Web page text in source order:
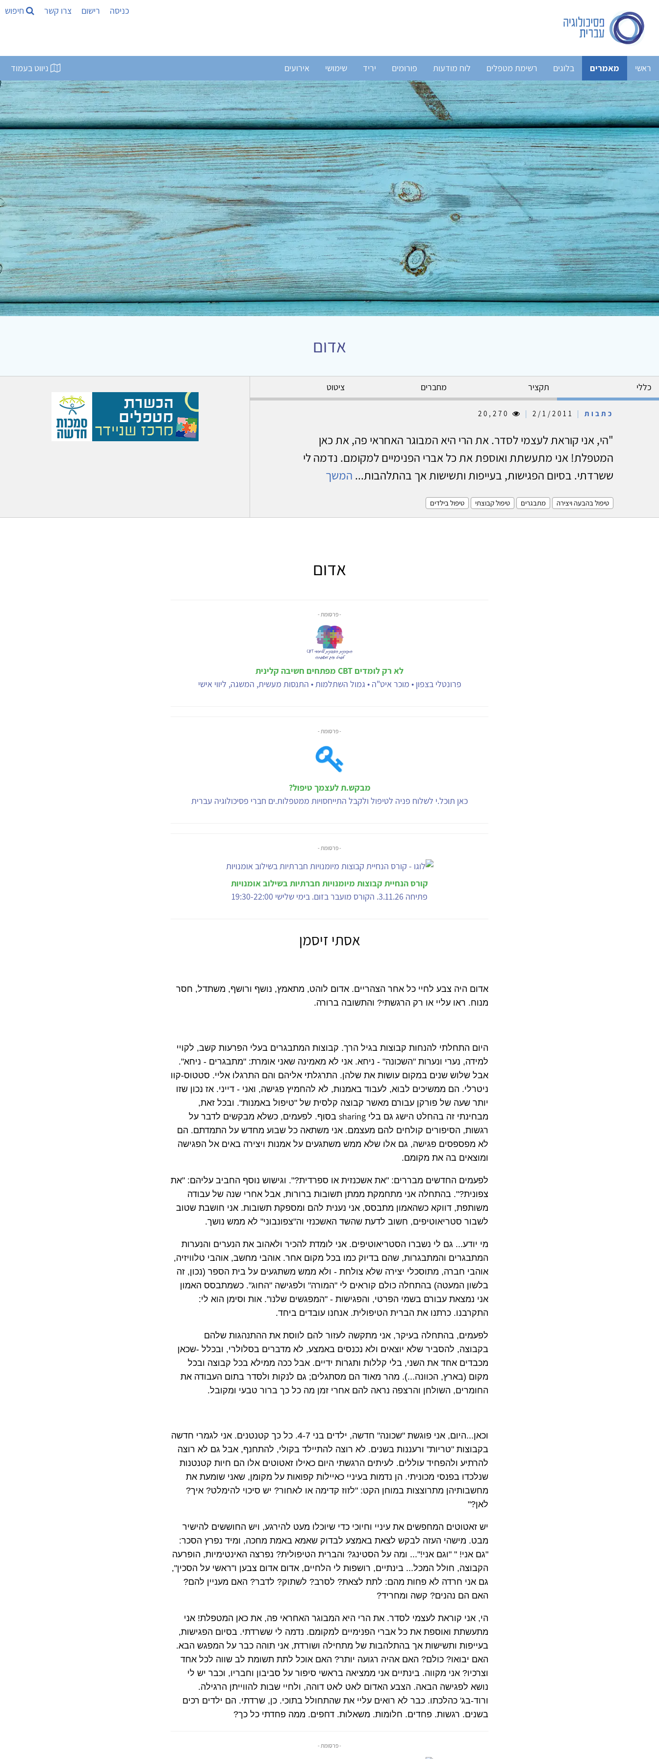
כניסה רישום צרו קשר חיפוש
ראשי מאמרים בלוגים רשימת מטפלים לוח מודעות פורומים יריד שימושי אירועים ניווט בעמוד
אדום
כללי תקציר מחברים ציטוט
כתבות |
|
"הי, אני קוראת לעצמי לסדר. את הרי היא המבוגר האחראי פה, את כאן
המטפלת! אני מתעשתת ואוספת את כל אברי הפנימיים למקומם. נדמה לי
ששרדתי. בסיום הפגישות, בעייפות ותשישות אך בהתלהבות... המשך
טיפול בהבעה ויצירה מתבגרים טיפול קבוצתי טיפול בילדים
אדום
- פרסומת -
לא רק לומדים CBT מפתחים חשיבה קלינית
פרונטלי בצפון • מוכר איט"ה • גמול השתלמות • התנסות מעשית, המשגה, ליווי אישי
- פרסומת -
מבקש.ת לעצמך טיפול?
כאן תוכל.י לשלוח פניה לטיפול ולקבל התייחסויות ממטפלות.ים חברי פסיכולוגיה עברית
- פרסומת -
קורס הנחיית קבוצות מיומנויות חברתיות בשילוב אומנויות
פתיחה 3.11.26. הקורס מועבר בזום. בימי שלישי 19:30-22:00
אסתי זיסמן
אדום היה צבע לחיי כל אחר הצהריים. אדום לוהט, מתאמץ, נושף ורושף, משתדל, חסר
מנוח. ראו עליי או רק הרגשתי? והתשובה ברורה.
היום התחלתי להנחות קבוצות בגיל הרך. קבוצות המתבגרים בעלי הפרעות קשב, לקויי
למידה, נערי ונערות "השכונה" - ניחא. אני לא מאמינה שאני אומרת: "מתבגרים - ניחא".
אבל שלוש שנים במקום עושות את שלהן. התרגלתי אליהם והם התרגלו אליי. סטטוס-קוו
ניטרלי. הם ממשיכים לבוא, לעבוד באמנות, לא להחמיץ פגישה, ואני - דייני. אז נכון שזו
יותר שעה של פורקן עבורם מאשר קבוצה קלסית של "טיפול באמנות". ובכל זאת,
מבחינתי זה בהחלט הישג גם בלי sharing בסוף. לפעמים, כשלא מבקשים לדבר על
רגשות, הסיפורים קולחים להם מעצמם. אני משתאה כל שבוע מחדש על התמדתם. הם
לא מפספסים פגישה, גם אלו שלא ממש משתגעים על אמנות ויצירה באים אל הפגישה
ומוצאים בה את מקומם.
לפעמים החדשים מבררים: "את אשכנזית או ספרדית?". וגישוש נוסף החביב עליהם: "את
צפונית?". בהתחלה אני מתחמקת ממתן תשובות ברורות, אבל אחרי שנה של עבודה
משותפת, דווקא כשהאמון מתבסס, אני נענית להם ומספקת תשובות. אני חושבת שטוב
לשבור סטריאוטיפים, חשוב לדעת שהשד האשכנזי וה"צפונבוני" לא ממש נושך.
מי יודע... גם לי נשברו הסטריאוטיפים. אני לומדת להכיר ולאהוב את הנערים והנערות
המתבגרים והמתבגרות, שהם בדיוק כמו בכל מקום אחר. אוהבי מחשב, אוהבי טלוויזיה,
אוהבי חברה, מתוסכלי יצירה שלא צולחת - ולא ממש משתגעים על בית הספר (נכון, זה
בלשון המעטה) בהתחלה כולם קוראים לי "המורה" ולפגישה "החוג". כשמתבסס האמון
אני נמצאת עבורם בשמי הפרטי, והפגישות - "המפגשים שלנו". אות וסימן הוא לי:
התקרבנו. כרתנו את הברית הטיפולית. אנחנו עובדים ביחד.
לפעמים, בהתחלה בעיקר, אני מתקשה לעזור להם לווסת את ההתנהגות שלהם
בקבוצה, להסביר שלא יוצאים ולא נכנסים באמצע, לא מדברים בסלולרי, ובכלל -שכאן
מכבדים אחד את השני, בלי קללות ותגרות ידיים. אבל ככה ממילא בכל קבוצה ובכל
מקום (בארץ, הכוונה...). מהר מאוד הם מסתגלים; גם לנקות ולסדר בתום העבודה את
החומרים, השולחן והרצפה נראה להם אחרי זמן מה כל כך ברור טבעי ומקובל.
וכאן...היום, אני פוגשת "שכונה" חדשה, ילדים בני 4-7. כל כך קטנטנים. אני לגמרי חדשה
בקבוצות "טריות" ורעננות בשנים. לא רוצה להתיילד בקולי, להתחנף, אבל גם לא רוצה
להרתיע ולהפחיד עוללים. לעיתים הרגשתי היום כאילו זאטוטים אלו הם חיות קטנטנות
שנלכדו בפנסי מכוניתי. הן נדמות בעיניי כאיילות קפואות על מקומן, שאני שומעת את
מחשבותיהן מתרוצצות במוחן הקט: "לזוז קדימה או לאחור? יש סיכוי להימלט? איך?
לאן?"
יש זאטוטים המחפשים את עיניי וחיוכי כדי שיוכלו מעט להירגע, ויש החוששים להישיר
מבט. מישהי העזה לבקש לצאת באמצע לבדוק שאמא באמת מחכה, ומיד נפרץ הסכר:
"גם אני! " "וגם אני!"... ומה על הסטינג? והברית הטיפולית? נפרצה האינטימיות, הופרעה
הקבוצה, חולל המכל... בינתיים, רושפות לי הלחיים, אדום אדום צבען ו"ראשי על הסכין",
גם אני חרדה לא פחות מהם: לתת לצאת? לסרב? לשתוק? לדבר? האם מעניין להם?
האם הם נהנים? קשה ומחריד?
הי, אני קוראת לעצמי לסדר. את הרי היא המבוגר האחראי פה, את כאן המטפלת! אני
מתעשתת ואוספת את כל אברי הפנימיים למקומם. נדמה לי ששרדתי. בסיום הפגישות,
בעייפות ותשישות אך בהתלהבות של מתחילה ושורדת, אני תוהה כבר על המפגש הבא.
האם יבואו? כולם? האם אהיה רגועה יותר? האם אוכל לתת תשומת לב שווה לכל אחד
וצרכיו? אני מקווה. בינתיים אני ממציאה בראשי סיפור על סביבון וחבריו, וכבר יש לי
נושא לפגישה הבאה. הצבע האדום לאט לאט דוהה, ולחיי שבות להווייתן הרגילה.
ורוד-בג' כהלכתו. כבר לא רואים עליי את שהתחולל בתוכי. כן, שרדתי. הם ילדים רכים
בשנים. רגשות. פחדים. חלומות. משאלות. דחפים. ממה פחדתי כל כך?
- פרסומת -